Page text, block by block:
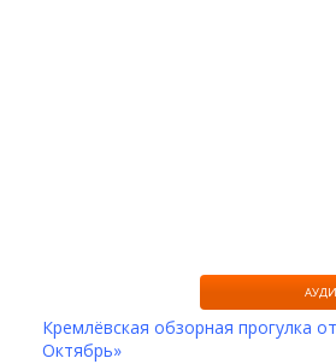
Кремлёвская обзорная прогулка
Октябрь»